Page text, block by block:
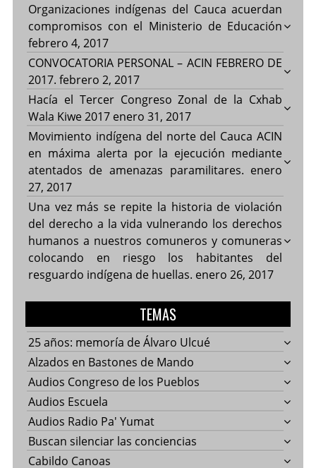
Organizaciones indígenas del Cauca acuerdan
compromisos con el Ministerio de Educación
febrero 4, 2017
CONVOCATORIA PERSONAL – ACIN FEBRERO DE
2017. febrero 2, 2017
Hacía el Tercer Congreso Zonal de la Cxhab
Wala Kiwe 2017 enero 31, 2017
Movimiento indígena del norte del Cauca ACIN
en máxima alerta por la ejecución mediante
atentados de amenazas paramilitares. enero
27, 2017
Una vez más se repite la historia de violación
del derecho a la vida vulnerando los derechos
humanos a nuestros comuneros y comuneras
colocando en riesgo los habitantes del
resguardo indígena de huellas. enero 26, 2017
TEMAS
25 años: memoría de Álvaro Ulcué
Alzados en Bastones de Mando
Audios Congreso de los Pueblos
Audios Escuela
Audios Radio Pa' Yumat
Buscan silenciar las conciencias
Cabildo Canoas